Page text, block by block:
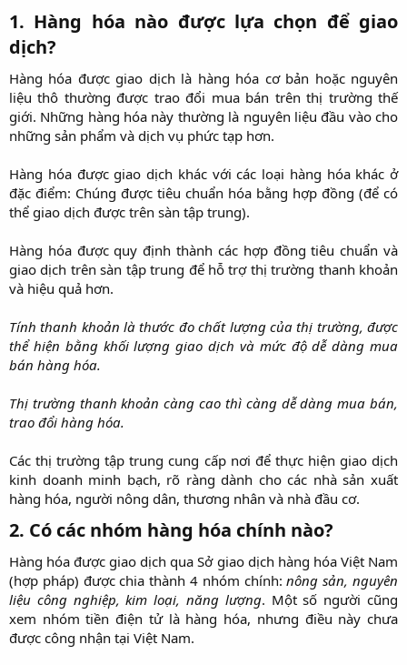
1. Hàng hóa nào được lựa chọn để giao
dịch?​
Hàng hóa được giao dịch là hàng hóa cơ bản hoặc nguyên
liệu thô thường được trao đổi mua bán trên thị trường thế
giới. Những hàng hóa này thường là nguyên liệu đầu vào cho
những sản phẩm và dịch vụ phức tạp hơn.
Hàng hóa được giao dịch khác với các loại hàng hóa khác ở
đặc điểm: Chúng được tiêu chuẩn hóa bằng hợp đồng (để có
thể giao dịch được trên sàn tập trung).
Hàng hóa được quy định thành các hợp đồng tiêu chuẩn và
giao dịch trên sàn tập trung để hỗ trợ thị trường thanh khoản
và hiệu quả hơn.
Tính thanh khoản là thước đo chất lượng của thị trường, được
thể hiện bằng khối lượng giao dịch và mức độ dễ dàng mua
bán hàng hóa.
Thị trường thanh khoản càng cao thì càng dễ dàng mua bán,
trao đổi hàng hóa.
Các thị trường tập trung cung cấp nơi để thực hiện giao dịch
kinh doanh minh bạch, rõ ràng dành cho các nhà sản xuất
hàng hóa, người nông dân, thương nhân và nhà đầu cơ.​
2. Có các nhóm hàng hóa chính nào?​
Hàng hóa được giao dịch qua Sở giao dịch hàng hóa Việt Nam
(hợp pháp) được chia thành 4 nhóm chính:nông sản, nguyên
liệu công nghiệp, kim loại, năng lượng. Một số người cũng
xem nhóm tiền điện tử là hàng hóa, nhưng điều này chưa
được công nhận tại Việt Nam.